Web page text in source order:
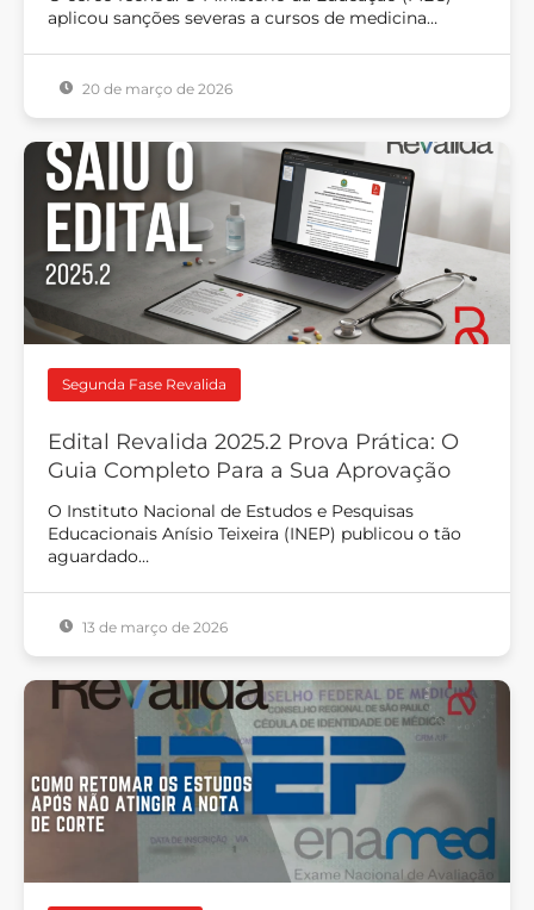
aplicou sanções severas a cursos de medicina…
20 de março de 2026
Segunda Fase Revalida
Edital Revalida 2025.2 Prova Prática: O
Guia Completo Para a Sua Aprovação
O Instituto Nacional de Estudos e Pesquisas
Educacionais Anísio Teixeira (INEP) publicou o tão
aguardado…
13 de março de 2026